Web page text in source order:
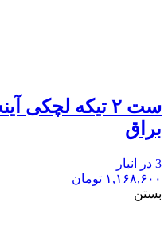
براق
3 در انبار
۱,۱۶۸,۶۰۰ تومان
بستن